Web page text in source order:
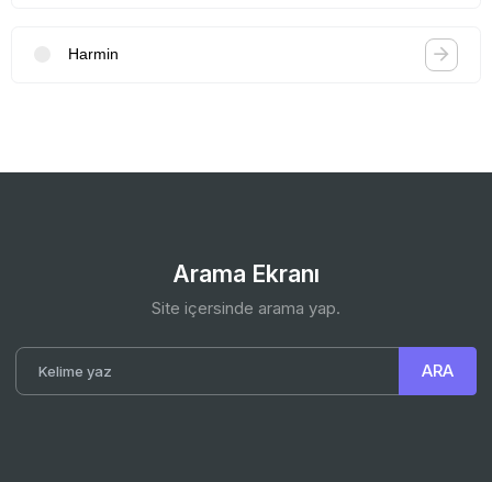
Harmin
Arama Ekranı
Site içersinde arama yap.